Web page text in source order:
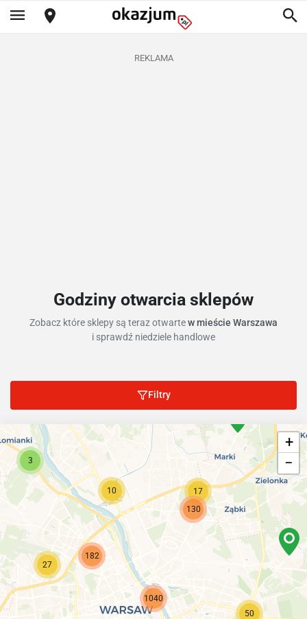
REKLAMA
Godziny otwarcia sklepów
Zobacz które sklepy są teraz otwartew mieście Warszawa
i sprawdź niedziele handlowe
Filtry
50
1040
182
130
17
27
10
3
+
−